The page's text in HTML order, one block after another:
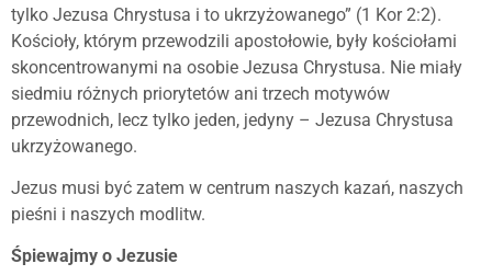
tylko Jezusa Chrystusa i to ukrzyżowanego” (1 Kor 2:2).
Kościoły, którym przewodzili apostołowie, były kościołami
skoncentrowanymi na osobie Jezusa Chrystusa. Nie miały
siedmiu różnych priorytetów ani trzech motywów
przewodnich, lecz tylko jeden, jedyny – Jezusa Chrystusa
ukrzyżowanego.
Jezus musi być zatem w centrum naszych kazań, naszych
pieśni i naszych modlitw.
Śpiewajmy o Jezusie